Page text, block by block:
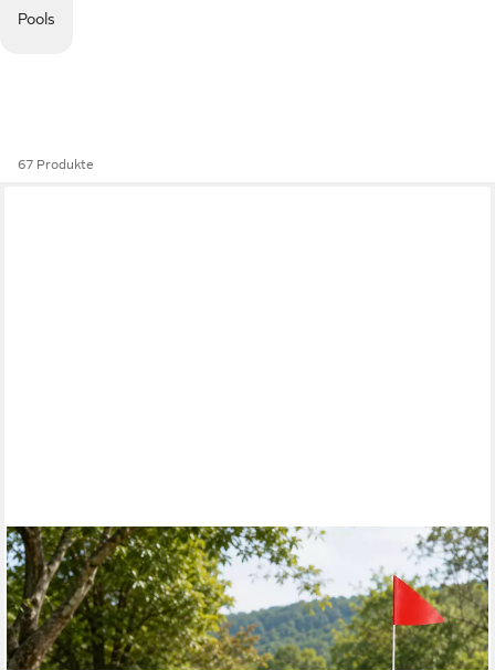
Pools
67 Produkte
ZOOMUNDO
Fahrradhundeanhänger Fahrradanhänger Hundeanhänger Hund
Transport - Jacky in Beige/Schwarz
99,90 €
lieferbar - in 3-4 Werktagen bei dir